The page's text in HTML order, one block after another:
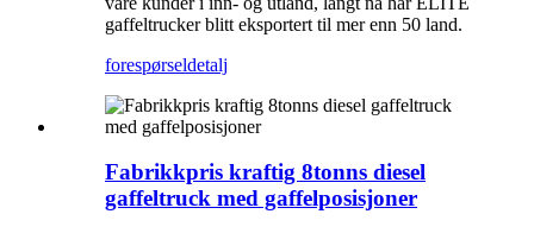
gaffeltrucker blitt eksportert til mer enn 50 land.
forespørseldetalj
Fabrikkpris kraftig 8tonns diesel
gaffeltruck med gaffelposisjoner